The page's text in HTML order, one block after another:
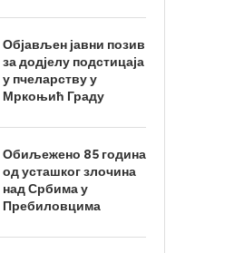
Објављен јавни позив
за додјелу подстицаја
у пчеларству у
Мркоњић Граду
Обиљежено 85 година
од усташког злочина
над Србима у
Пребиловцима